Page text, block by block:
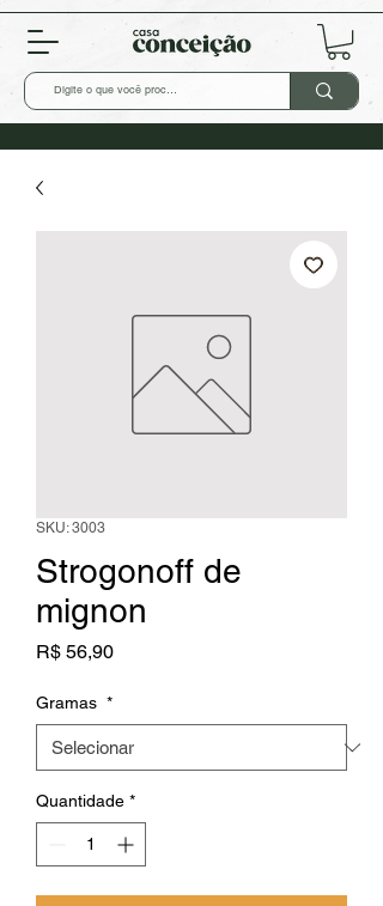
SKU: 3003
Strogonoff de
mignon
R$ 56,90Preço
Gramas *
Quantidade *